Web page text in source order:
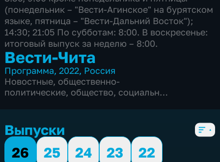
(понедельник – "Вести-Агинское" на бурятском
языке, пятница – "Вести-Дальний Восток");
14:30; 21:05 По субботам: 8:00. В воскресенье:
итоговый выпуск за неделю – 8:00.
Вести-Чита
Программа,2022, Россия
Новостные, общественно-
политические, общество, социально-
Выпуски
26
25 24 23
22